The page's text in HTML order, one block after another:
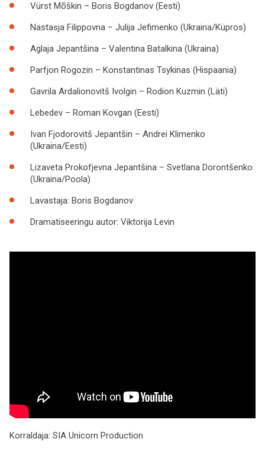
Vürst Mõškin – Boris Bogdanov (Eesti)
Nastasja Filippovna – Julija Jefimenko (Ukraina/Küpros)
Aglaja Jepantšina – Valentina Batalkina (Ukraina)
Parfjon Rogozin – Konstantinas Tsykinas (Hispaania)
Gavrila Ardalionovitš Ivolgin – Rodion Kuzmin (Läti)
Lebedev – Roman Kovgan (Eesti)
Ivan Fjodorovitš Jepantšin – Andrei Klimenko
(Ukraina/Eesti)
Lizaveta Prokofjevna Jepantšina – Svetlana Dorontšenko
(Ukraina/Poola)
Lavastaja: Boris Bogdanov
Dramatiseeringu autor: Viktorija Levin
Korraldaja: SIA Unicorn Production